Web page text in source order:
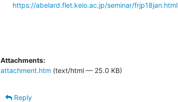
https://abelard.flet.keio.ac.jp/seminar/frjp18jan.html
Attachments:
attachment.htm (text/html — 25.0 KB)
Reply